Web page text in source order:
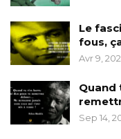
Le
fous,
Avr 9,
Quand
Sep 14,